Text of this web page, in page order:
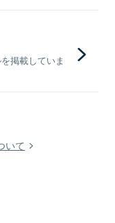
掲載していま
いて